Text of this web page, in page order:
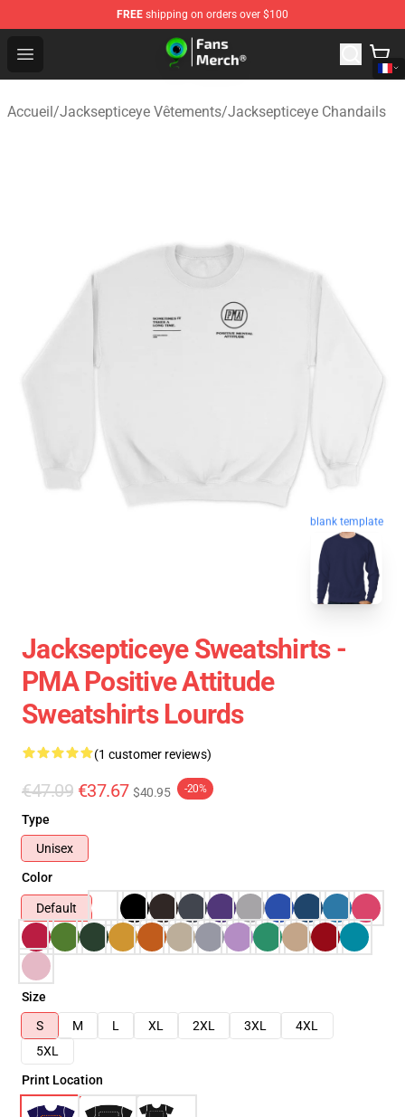
FREE shipping on orders over $100
Open menu
Jacksepticeye Store - Official Jacksepticeye
Accueil/Jacksepticeye Vêtements/Jacksepticeye Chandails
blank template
Jacksepticeye Sweatshirts -
PMA Positive Attitude
Sweatshirts Lourds
(1 customer reviews)
€47.09 €37.67 $40.95 -20%
Type
Unisex
Color
Default
Size
S
M L XL 2XL 3XL
4XL
5XL
Print Location